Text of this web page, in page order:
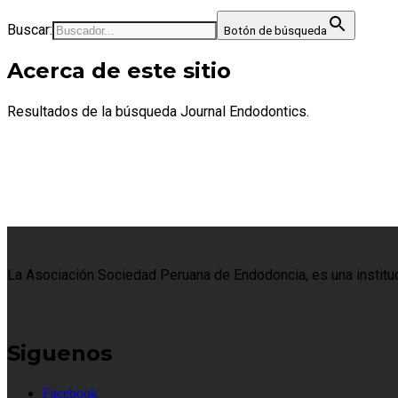
Buscar: Botón de búsqueda
Acerca de este sitio
Resultados de la búsqueda Journal Endodontics.
La Asociación Sociedad Peruana de Endodoncia, es una
Siguenos
Facebook